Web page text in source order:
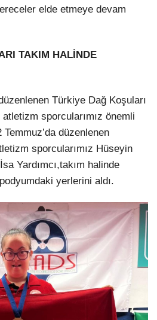
elde etmeye devam
TAKIM HALİNDE
Türkiye Dağ Koşuları
atletizm sporcularımız önemli
düzenlenen
sporcularımız Hüseyin
Yardımcı,takım halinde
yerlerini aldı.